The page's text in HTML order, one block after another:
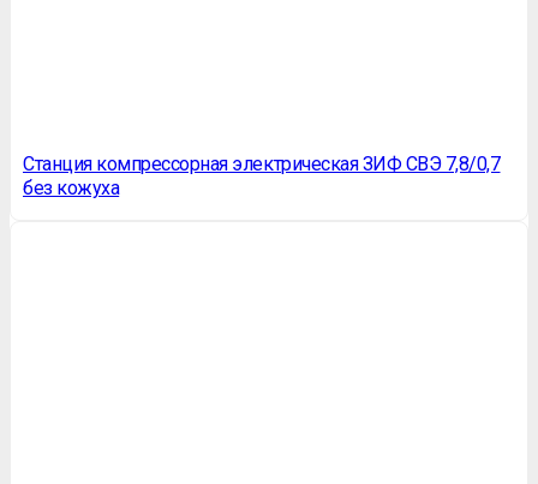
Станция компрессорная электрическая ЗИФ СВЭ 7,8/0,7
без кожуха